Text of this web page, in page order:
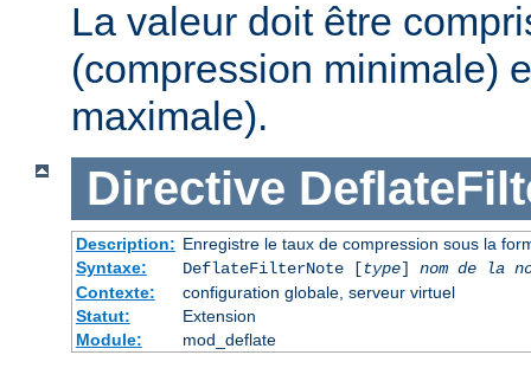
La valeur doit être
(compression minimale)
maximale).
Directive
Description: Enregistre le taux de compression sous la
Syntaxe:
DeflateFilterNote [type] nom de la
Contexte:
configuration globale, serveur virtuel
Statut:
Extension
Module:
mod_deflate